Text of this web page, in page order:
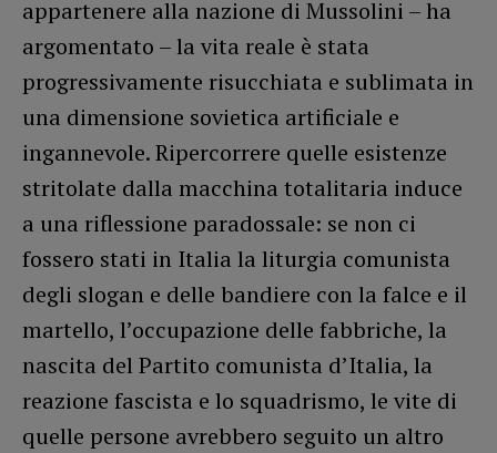
appartenere alla nazione di Mussolini – ha
argomentato – la vita reale è stata
progressivamente risucchiata e sublimata in
una dimensione sovietica artificiale e
ingannevole. Ripercorrere quelle esistenze
stritolate dalla macchina totalitaria induce
a una riflessione paradossale: se non ci
fossero stati in Italia la liturgia comunista
degli slogan e delle bandiere con la falce e il
martello, l’occupazione delle fabbriche, la
nascita del Partito comunista d’Italia, la
reazione fascista e lo squadrismo, le vite di
quelle persone avrebbero seguito un altro